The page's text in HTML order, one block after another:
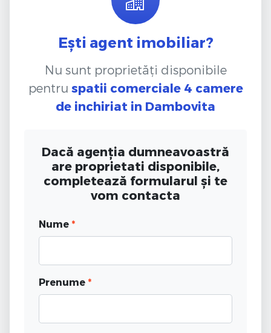
Ești agent imobiliar?
Nu sunt proprietăți disponibile
pentru spatii comerciale 4 camere
de inchiriat in Dambovita
Dacă agenția dumneavoastră
are proprietati disponibile,
completează formularul și te
vom contacta
Nume *
Prenume *